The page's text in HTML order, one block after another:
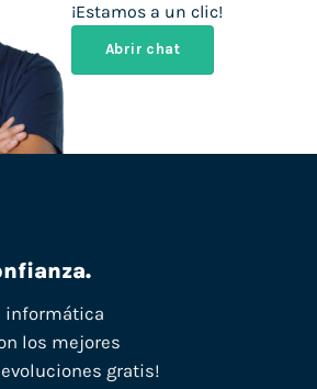
¡Estamos a un clic!
Abrir chat
informática
los mejores
gratis!